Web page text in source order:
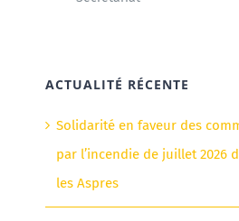
ACTUALITÉ RÉCENTE
Solidarité en faveur des
par l’incendie de juillet 2026
les Aspres